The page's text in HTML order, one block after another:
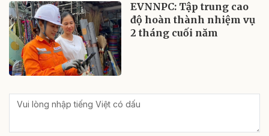
EVNNPC: Tập trung cao
độ hoàn thành nhiệm vụ
2 tháng cuối năm